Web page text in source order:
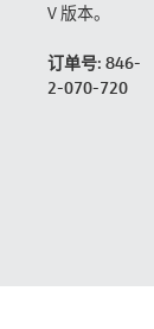
V 版本。
订单号: 846-
2-070-720